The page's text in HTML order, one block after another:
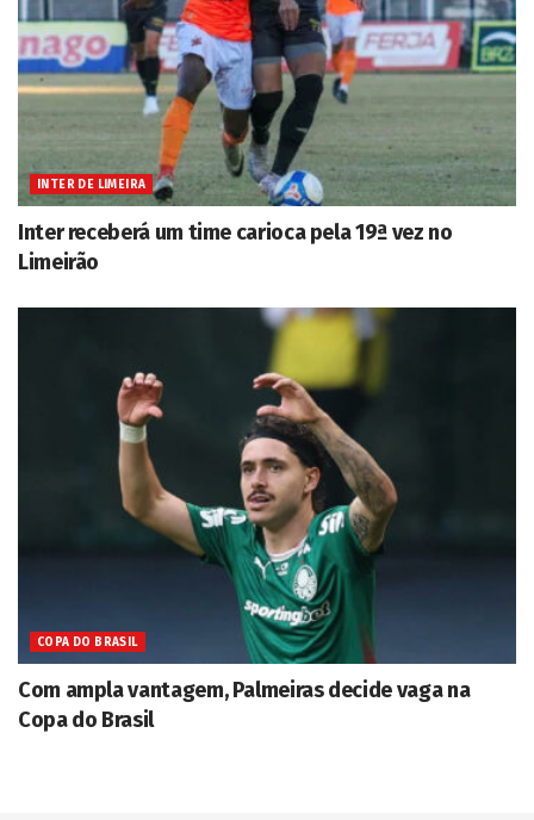
INTER DE LIMEIRA
Inter receberá um time carioca pela 19ª vez no
Limeirão
COPA DO BRASIL
Com ampla vantagem, Palmeiras decide vaga na
Copa do Brasil